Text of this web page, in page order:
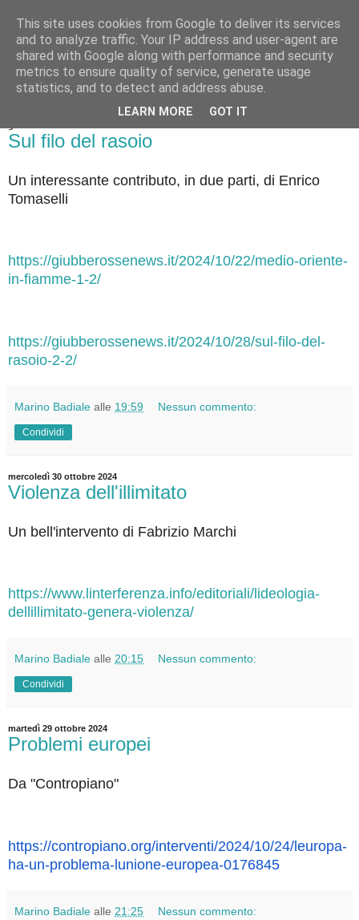
Badiale & Tringali
Sul filo del rasoio
Un interessante contributo, in due parti, di Enrico
Tomaselli
https://giubberossenews.it/2024/10/22/medio-oriente-
in-fiamme-1-2/
https://giubberossenews.it/2024/10/28/sul-filo-del-
rasoio-2-2/
Marino Badiale alle 19:59 Nessun commento:
Condividi
mercoledì 30 ottobre 2024
Violenza dell'illimitato
Un bell'intervento di Fabrizio Marchi
https://www.linterferenza.info/editoriali/lideologia-
dellillimitato-genera-violenza/
Marino Badiale alle 20:15 Nessun commento:
Condividi
martedì 29 ottobre 2024
Problemi europei
Da "Contropiano"
https://contropiano.org/interventi/2024/10/24/leuropa-
ha-un-problema-lunione-europea-0176845
Marino Badiale alle 21:25 Nessun commento:
This site uses cookies from Google to deliver its services
and to analyze traffic. Your IP address and user-agent are
shared with Google along with performance and security
metrics to ensure quality of service, generate usage
statistics, and to detect and address abuse.
LEARN MORE GOT IT